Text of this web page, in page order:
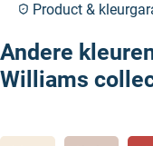
Product &
Andere
Williams